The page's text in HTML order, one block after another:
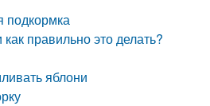
подкормка
правильно это делать?
яблони